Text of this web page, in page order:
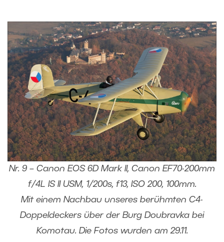
Nr. 9 – Canon EOS 6D Mark II, Canon EF70-200mm
f/4L IS II USM, 1/200s, f13, ISO 200, 100mm.
Mit einem Nachbau unseres berühmten C4-
Doppeldeckers über der Burg Doubravka bei
Komotau. Die Fotos wurden am 29.11.